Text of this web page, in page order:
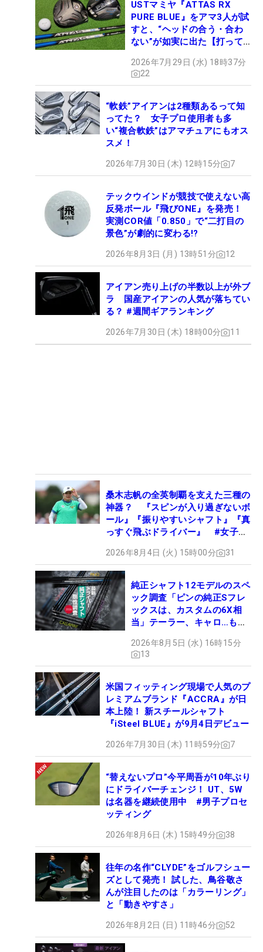
USTマミヤ『ATTAS RX
PURE BLUE』をアマ3人が試
すと、“ヘッドの合う・合わ
ない”が如実に出た【打って
2026年7月29日 (水) 18時37分
22
“軟鉄”アイアンは2種類あるって知
ってた？ 女子プロ使用者も多
い“複合軟鉄”はアマチュアにもオス
スメ！
2026年7月30日 (木) 12時15分 7
テックウインドが競技で使えない高
反発ボール『飛びONE』を発売！
実測COR値「0.850」で“二打目の
景色”が劇的に変わる!?
2026年8月3日 (月) 13時51分 12
アイアン売り上げの半数以上が外ブ
ラ 国産アイアンの人気が落ちてい
る？ #週間ギアランキング
2026年7月30日 (木) 18時00分 11
桑木志帆の全英制覇を支えた三種の
神器？ 『スピンが入り過ぎないボ
ール』『振りやすいシャフト』『真
っすぐ飛ぶドライバー』 #女子プ
2026年8月4日 (火) 15時00分 31
純正シャフト12モデルのスペ
ック調査「ピンの純正Sフレ
ックスは、カスタムの6X相
当」テーラー、キャロ…もチ
2026年8月5日 (水) 16時15分
13
米国フィッティング現場で人気のプ
レミアムブランド『ACCRA』が日
本上陸！ 新スチールシャフト
『iSteel BLUE』が9月4日デビュー
2026年7月30日 (木) 11時59分 7
“替えないプロ”今平周吾が10年ぶり
にドライバーチェンジ！ UT、5W
は名器を継続使用中 #男子プロセ
ッティング
2026年8月6日 (木) 15時49分 38
往年の名作“CLYDE”をゴルフシュー
ズとして発売！ 試した、鳥谷敬さ
んが注目したのは「カラーリング」
と「動きやすさ」
2026年8月2日 (日) 11時46分 52